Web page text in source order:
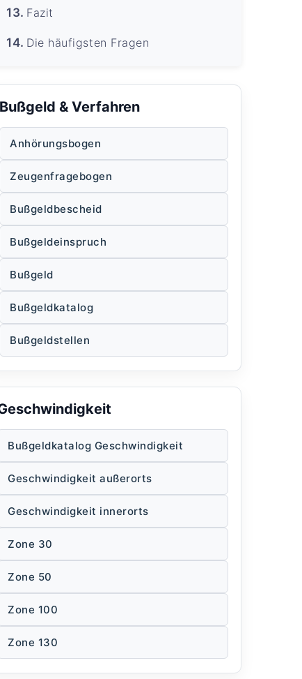
Fazit
Die häufigsten Fragen
Bußgeld & Verfahren
Anhörungsbogen
Zeugenfragebogen
Bußgeldbescheid
Bußgeldeinspruch
Bußgeld
Bußgeldkatalog
Bußgeldstellen
Bußgeldkatalog Geschwindigkeit
Geschwindigkeit außerorts
Geschwindigkeit innerorts
Zone 30
Zone 50
Zone 100
Zone 130